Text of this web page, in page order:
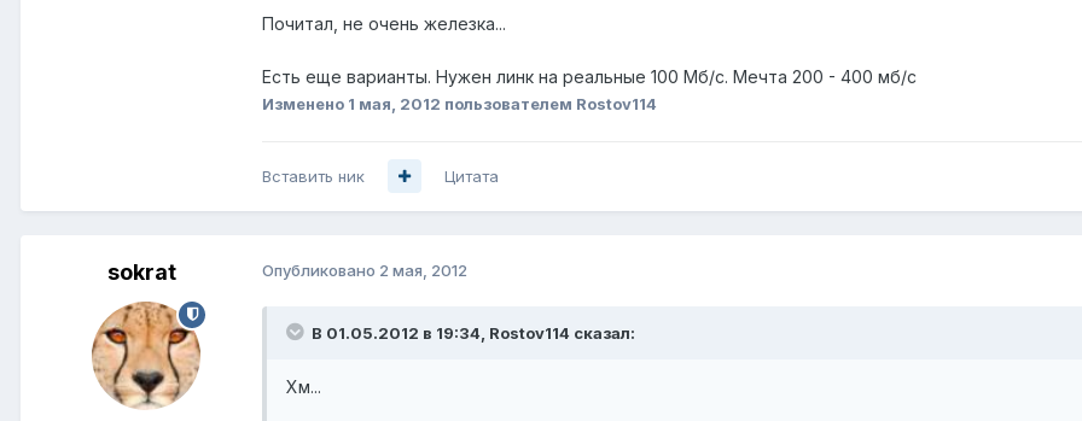
Почитал, не очень железка...
Есть еще варианты. Нужен линк на реальные 100 Мб/с. Мечта 200 - 400 мб/с
Изменено 1 мая, 2012 пользователем Rostov114
Вставить ник Цитата
sokrat Опубликовано 2 мая, 2012
В 01.05.2012 в 19:34, Rostov114 сказал:
Хм...